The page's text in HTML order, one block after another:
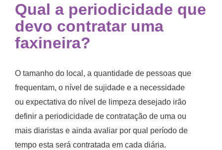
Qual a periodicidade que
devo contratar uma
faxineira?
O tamanho do local, a quantidade de pessoas que
frequentam, o nível de sujidade e a necessidade
ou expectativa do nível de limpeza desejado irão
definir a periodicidade de contratação de uma ou
mais diaristas e ainda avaliar por qual período de
tempo esta será contratada em cada diária.